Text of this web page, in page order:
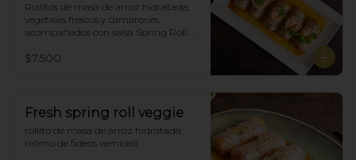
Rollitos de masa de arroz hidratada,
vegetales frescos y camarones,
acompañados con salsa Spring Roll.
$7.500
Fresh spring roll veggie
rollito de masa de arroz hidratada
relleno de fideos vemicelli